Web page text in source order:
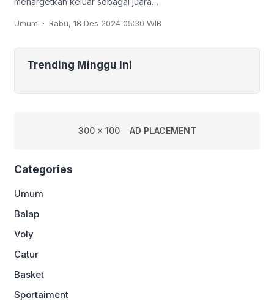
Silat ke-20 dan Kejuaraan Dunia
Umum . Rabu, 18 Des 2024 05:30 WIB
Trending Minggu Ini
300 x 100 AD PLACEMENT
Categories
Umum
Balap
Voly
Catur
Basket
Sportaiment